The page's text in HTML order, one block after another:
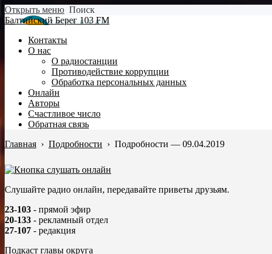
Открыть меню Поиск
Балтийский Берег 103 FM
Контакты
О нас
О радиостанции
Противодействие коррупции
Обработка персональных данных
Онлайн
Авторы
Счастливое число
Обратная связь
Главная › Подробности › Подробности — 09.04.2019
Слушайте радио онлайн, передавайте приветы друзьям.
23-103 - прямой эфир
20-133 - рекламный отдел
27-107 - редакция
Подкаст главы округа